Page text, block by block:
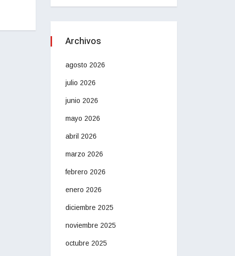
Archivos
agosto 2026
julio 2026
junio 2026
mayo 2026
abril 2026
marzo 2026
febrero 2026
enero 2026
diciembre 2025
noviembre 2025
octubre 2025